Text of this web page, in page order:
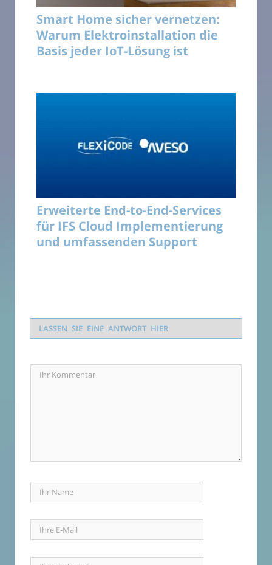
Smart Home sicher vernetzen:
Warum Elektroinstallation die
Basis jeder IoT-Lösung ist
Erweiterte End-to-End-Services
für IFS Cloud Implementierung
und umfassenden Support
LASSEN SIE EINE ANTWORT HIER